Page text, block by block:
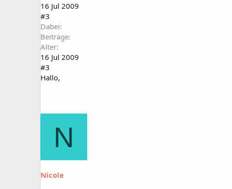
16 Jul 2009
#3
Dabei
Beiträge
Alter
16 Jul 2009
#3
Hallo,
N
Nicole